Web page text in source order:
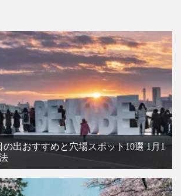
の出おすすめと穴場スポット10選 1月1